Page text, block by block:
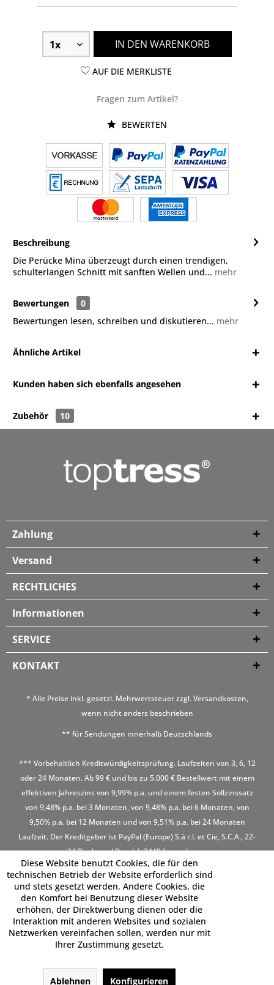
IN DEN WARENKORB
AUF DIE MERKLISTE
Fragen zum Artikel?
BEWERTEN
Beschreibung
Die Perücke Mina überzeugt durch einen trendigen,
schulterlangen Schnitt mit sanften Wellen und... mehr
Bewertungen
0
Bewertungen lesen, schreiben und diskutieren... mehr
Ähnliche Artikel
Kunden haben sich ebenfalls angesehen
Zubehör 10
Zahlung
Versand
RECHTLICHES
Informationen
SERVICE
KONTAKT
* Alle Preise inkl. gesetzl. Mehrwertsteuer zzgl.Versandkosten,
wenn nicht anders beschrieben
** für Sendungen innerhalb Deutschlands
*** Vorbehaltlich Kreditwürdigkeitsprüfung. Laufzeiten von 3, 6, 12
oder 24 Monaten. Ab 99 € und bis zu 5.000 € Bestellwert mit einem
effektiven Jahreszins von 9,99% p.a. und einem festen Sollzinssatz
von 9,48% p.a. bei 3 Monaten, von 9,48% p.a. bei 6 Monaten, von
9,50% p.a. bei 12 Monaten und von 9,51% p.a. bei 24 Monaten
Laufzeit. Der Kreditgeber ist PayPal (Europe) S.à r.l. et Cie, S.C.A., 22-
24 Boulevard Royal, L-2449 Luxembourg
Diese Website benutzt Cookies, die für den
technischen Betrieb der Website erforderlich sind
und stets gesetzt werden. Andere Cookies, die
den Komfort bei Benutzung dieser Website
erhöhen, der Direktwerbung dienen oder die
Interaktion mit anderen Websites und sozialen
Netzwerken vereinfachen sollen, werden nur mit
Ihrer Zustimmung gesetzt.
Ablehnen Konfigurieren